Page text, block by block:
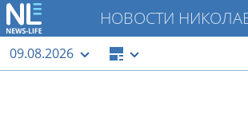
НОВОСТИ
09.08.2026